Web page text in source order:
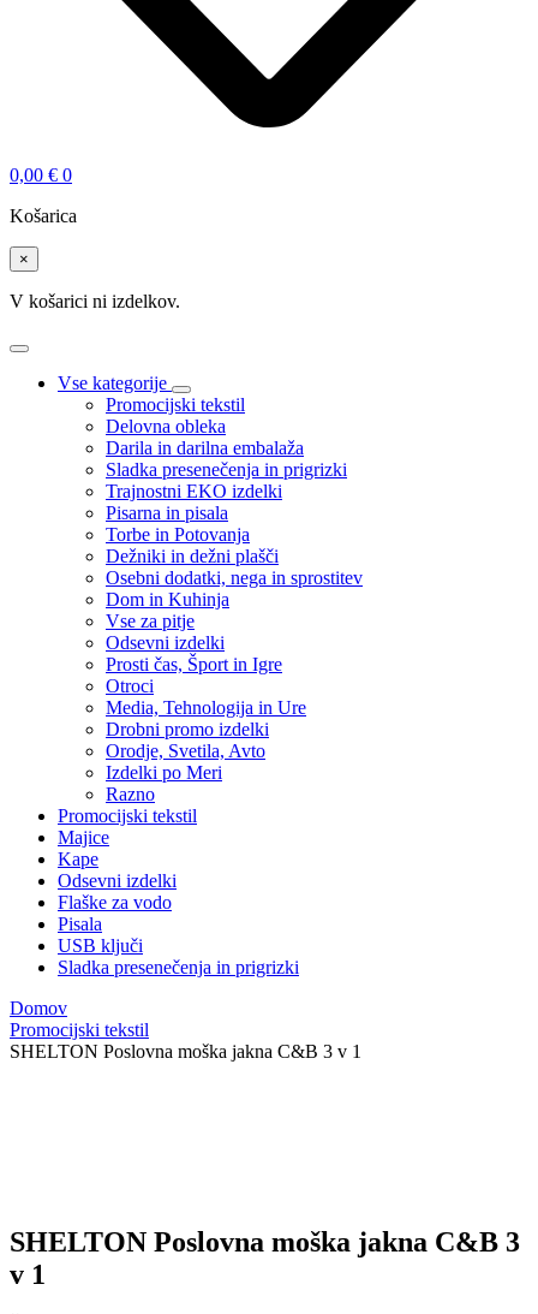
0,00 € 0
Košarica
×
V košarici ni izdelkov.
Vse kategorije
Promocijski tekstil
Delovna obleka
Darila in darilna embalaža
Sladka presenečenja in prigrizki
Trajnostni EKO izdelki
Pisarna in pisala
Torbe in Potovanja
Dežniki in dežni plašči
Osebni dodatki, nega in sprostitev
Dom in Kuhinja
Vse za pitje
Odsevni izdelki
Prosti čas, Šport in Igre
Otroci
Media, Tehnologija in Ure
Drobni promo izdelki
Orodje, Svetila, Avto
Izdelki po Meri
Razno
Promocijski tekstil
Majice
Kape
Odsevni izdelki
Flaške za vodo
Pisala
USB ključi
Sladka presenečenja in prigrizki
Domov
Promocijski tekstil
SHELTON Poslovna moška jakna C&B 3 v 1
SHELTON Poslovna moška jakna C&B 3
v 1